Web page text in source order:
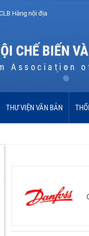
Hàng nội địa
CHẾ BIẾN
Association
THƯ VIỆN VĂN BẢN